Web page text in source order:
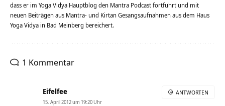
dass er im Yoga Vidya Hauptblog den Mantra Podcast fortführt und mit
neuen Beiträgen aus Mantra- und Kirtan Gesangsaufnahmen aus dem Haus
Yoga Vidya in Bad Meinberg bereichert.
1 Kommentar
Eifelfee
15. April 2012 um 19:20 Uhr
ANTWORTEN